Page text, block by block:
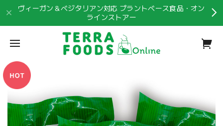
ヴィーガン＆ベジタリアン対応 プラントベース食品・オン
ラインストアー